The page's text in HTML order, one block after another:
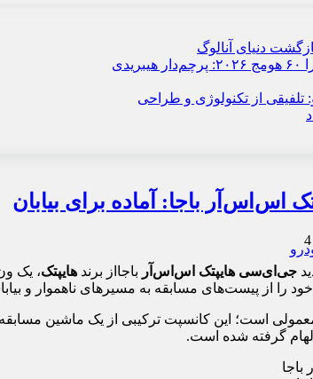
از تکنولوژی و طراحی
باجا: آماده برای بیابان‌
جی‌ای‌سی هایپتک اس‌اس‌آر باجااز برند هایپتک، یک
را از پیست‌های مسابقه به مسیرهای ناهموار و
است؛ این کانسپت ترکیبی از یک ماشین
گرفته شده است.